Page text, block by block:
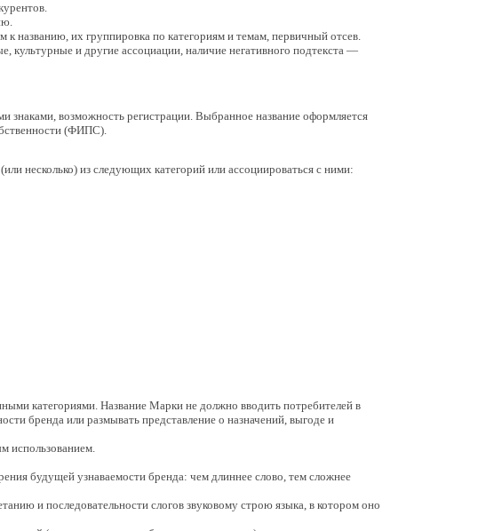
названию, их группировка по категориям и темам, первичный отсев.
культурные и другие ассоциации, наличие негативного подтекста —
знаками, возможность регистрации. Выбранное название оформляется
(ФИПС).
несколько) из следующих категорий или ассоциироваться с ними:
категориями. Название Марки не должно вводить потребителей в
бренда или размывать представление о назначений, выгоде и
использованием.
будущей узнаваемости бренда: чем длиннее слово, тем сложнее
и последовательности слогов звуковому строю языка, в котором оно